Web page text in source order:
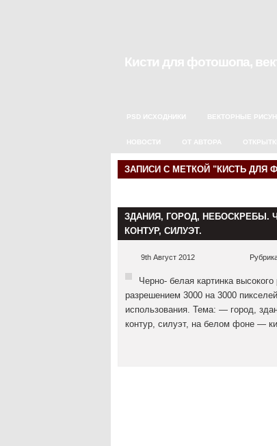
Кисти для фотошопа,
PSD ИСХОДНИКИ ВЕКТОРНЫЕ
НОВОСТИ ОТ АВТОРА
ЗАПИСИ С МЕТКОЙ "КИСТЬ ДЛЯ
ЗДАНИЯ, ГОРОД, НЕБОСКРЕБЫ.
КОНТУР, СИЛУЭТ.
9th Август 2012
Черно- белая картинка
разрешением 3000 на 3000
использования. Тема: — город,
контур, силуэт, на белом фоне —